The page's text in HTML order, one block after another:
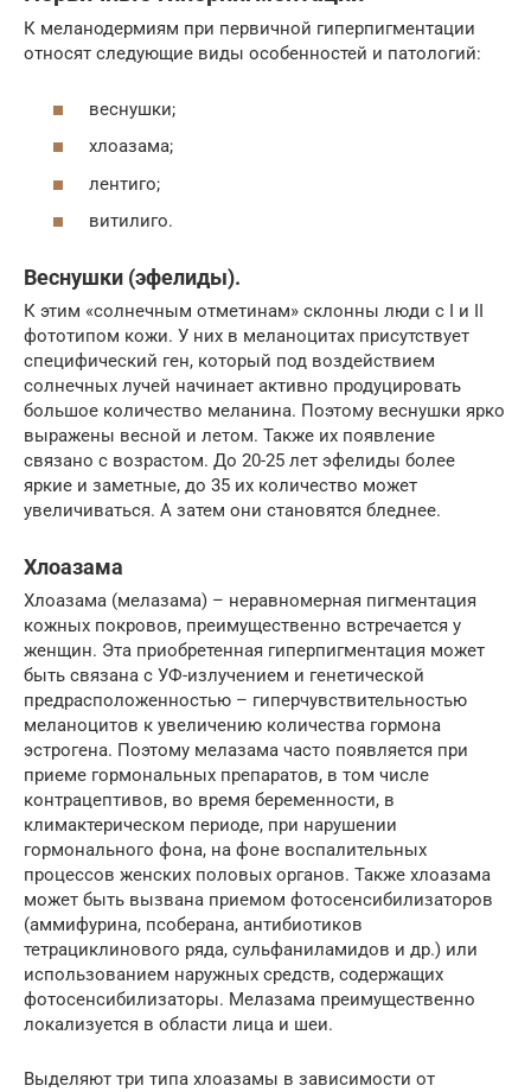
К меланодермиям при первичной гиперпигментации
относят следующие виды особенностей и патологий:
веснушки;
хлоазама;
лентиго;
витилиго.
Веснушки (эфелиды).
К этим «солнечным отметинам» склонны люди с І и IІ
фототипом кожи. У них в меланоцитах присутствует
специфический ген, который под воздействием
солнечных лучей начинает активно продуцировать
большое количество меланина. Поэтому веснушки ярко
выражены весной и летом. Также их появление
связано с возрастом. До 20-25 лет эфелиды более
яркие и заметные, до 35 их количество может
увеличиваться. А затем они становятся бледнее.
Хлоазама
Хлоазама (мелазама) – неравномерная пигментация
кожных покровов, преимущественно встречается у
женщин. Эта приобретенная гиперпигментация может
быть связана с УФ-излучением и генетической
предрасположенностью – гиперчувствительностью
меланоцитов к увеличению количества гормона
эстрогена. Поэтому мелазама часто появляется при
приеме гормональных препаратов, в том числе
контрацептивов, во время беременности, в
климактерическом периоде, при нарушении
гормонального фона, на фоне воспалительных
процессов женских половых органов. Также хлоазама
может быть вызвана приемом фотосенсибилизаторов
(аммифурина, псоберана, антибиотиков
тетрациклинового ряда, сульфаниламидов и др.) или
использованием наружных средств, содержащих
фотосенсибилизаторы. Мелазама преимущественно
локализуется в области лица и шеи.
Выделяют три типа хлоазамы в зависимости от